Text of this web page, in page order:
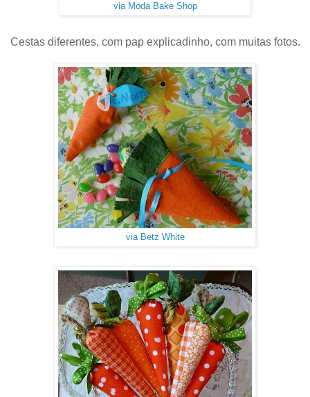
via Moda Bake Shop
Cestas diferentes, com pap explicadinho, com muitas fotos.
via Betz White